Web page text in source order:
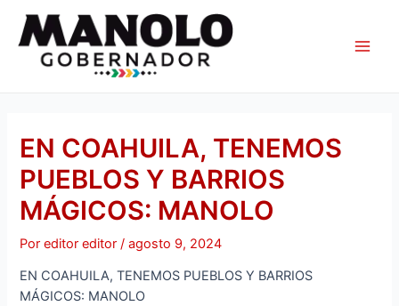
contenido
EN COAHUILA, TENEMOS
PUEBLOS Y BARRIOS
MÁGICOS: MANOLO
Poreditor editor/agosto 9, 2024
EN COAHUILA, TENEMOS PUEBLOS Y BARRIOS
MÁGICOS: MANOLO
de
entradas